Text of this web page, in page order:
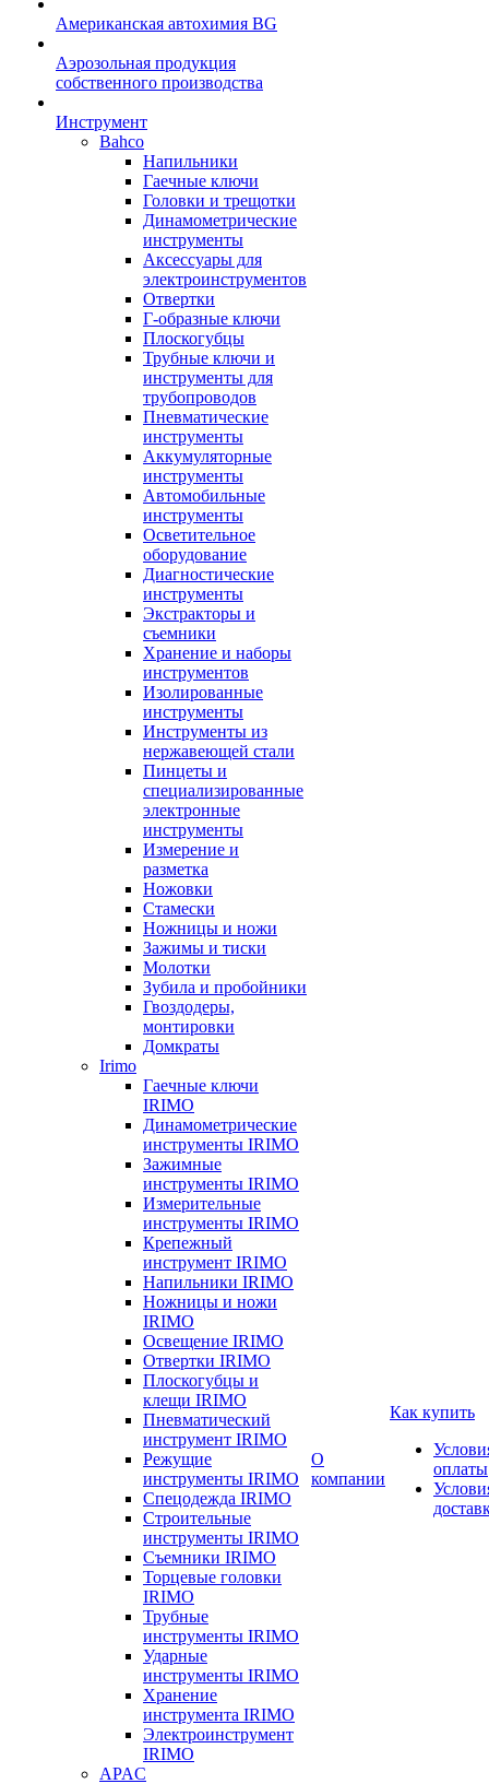
Американская автохимия BG
Аэрозольная продукция
собственного производства
Инструмент
Bahco
Напильники
Гаечные ключи
Головки и трещотки
Динамометрические
инструменты
Аксессуары для
электроинструментов
Отвертки
Г-образные ключи
Плоскогубцы
Трубные ключи и
инструменты для
трубопроводов
Пневматические
инструменты
Аккумуляторные
инструменты
Автомобильные
инструменты
Осветительное
оборудование
Диагностические
инструменты
Экстракторы и
съемники
Хранение и наборы
инструментов
Изолированные
инструменты
Инструменты из
нержавеющей стали
Пинцеты и
специализированные
электронные
инструменты
Измерение и
разметка
Ножовки
Стамески
Ножницы и ножи
Зажимы и тиски
Молотки
Зубила и пробойники
Гвоздодеры,
монтировки
Домкраты
Irimo
Гаечные ключи
IRIMO
Динамометрические
инструменты IRIMO
Зажимные
инструменты IRIMO
Измерительные
инструменты IRIMO
Крепежный
инструмент IRIMO
Напильники IRIMO
Ножницы и ножи
IRIMO
Освещение IRIMO
Отвертки IRIMO
Плоскогубцы и
клещи IRIMO
Пневматический
инструмент IRIMO
Режущие
инструменты IRIMO
Спецодежда IRIMO
Строительные
инструменты IRIMO
Съемники IRIMO
Торцевые головки
IRIMO
Трубные
инструменты IRIMO
Ударные
инструменты IRIMO
Хранение
инструмента IRIMO
Электроинструмент
IRIMO
APAC
О
компании
Как купить
оплаты